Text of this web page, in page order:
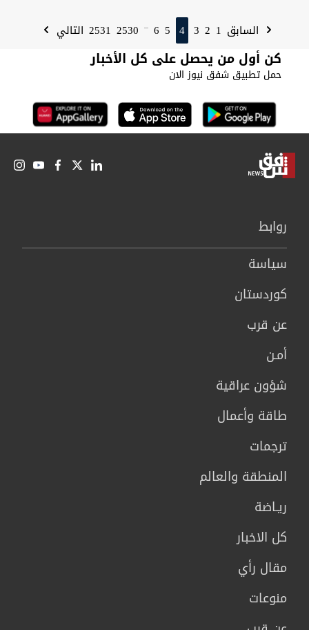
السابق 1
2
3
4
5
6
...
2530
2531 التالي
كن أول من يحصل على كل الأخبار
حمل تطبيق شفق نيوز الان
روابط
سیاسة
كوردستان
عن قرب
أمـن
شؤون عراقية
طاقة وأعمال
ترجمات
المنطقة والعالم
ريـاضة
كل الاخبار
مقال رأي
منوعات